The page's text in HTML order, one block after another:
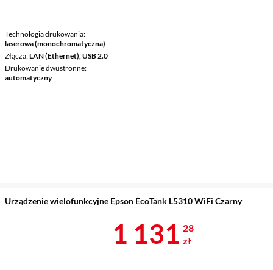
Technologia drukowania
laserowa (monochromatyczna)
Złącza LAN (Ethernet), USB 2.0
Drukowanie dwustronne
automatyczny
Urządzenie wielofunkcyjne Epson EcoTank L5310 WiFi Czarny
Cena 1
1 131 28
zł